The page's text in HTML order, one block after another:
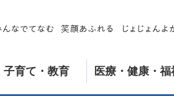
子育て・教育 医療・健康・福